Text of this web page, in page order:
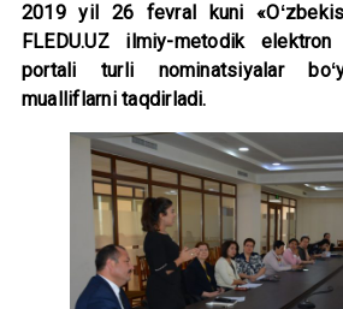
2019 yil 26 fevral kuni
FLEDU.UZ ilmiy-metodik
portali turli nominatsiyalar
mualliflarni taqdirladi.